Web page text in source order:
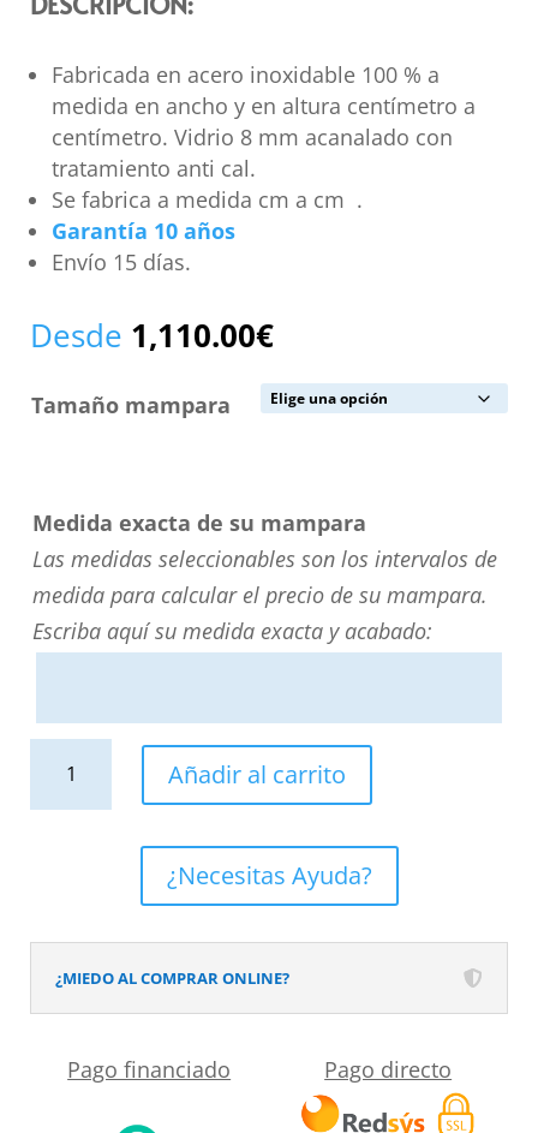
Fabricada en acero inoxidable 100 % a
medida en ancho y en altura centímetro a
centímetro. Vidrio 8 mm acanalado con
tratamiento anti cal.
Se fabrica a medida cm a cm .
Garantía 10 años
Envío 15 días.
Desde 1,110.00€
Tamaño mampara
Medida exacta de su mampara
Las medidas seleccionables son los intervalos de
medida para calcular el precio de su mampara.
Escriba aquí su medida exacta y acabado:
frontal
fijo
Añadir al carrito
¿Necesitas Ayuda?
¿MIEDO AL COMPRAR ONLINE?
Pago financiado Pago directo